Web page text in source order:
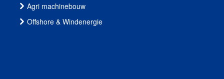
Agri machinebouw
Offshore & Windenergie